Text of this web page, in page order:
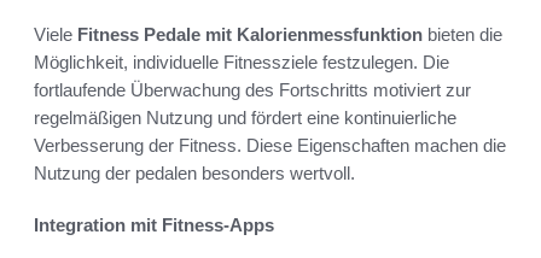
Viele Fitness Pedale mit Kalorienmessfunktion bieten die
Möglichkeit, individuelle Fitnessziele festzulegen. Die
fortlaufende Überwachung des Fortschritts motiviert zur
regelmäßigen Nutzung und fördert eine kontinuierliche
Verbesserung der Fitness. Diese Eigenschaften machen die
Nutzung der pedalen besonders wertvoll.
Integration mit Fitness-Apps